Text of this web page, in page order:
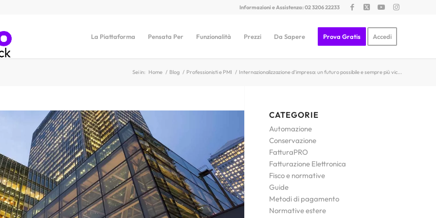
Informazioni e Assistenza: 02 3206 22233
La Piattaforma Pensata Per Funzionalità Prezzi Da Sapere Prova Gratis Accedi
Sei in: Home / Blog / Professionisti e PMI / Internazionalizzazione d’impresa: un futuro possibile e sempre più vic...
CATEGORIE
Automazione
Conservazione
FatturaPRO
Fatturazione Elettronica
Fisco e normative
Guide
Metodi di pagamento
Normative estere